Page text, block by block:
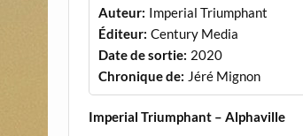
Auteur: Imperial Triumphant
Éditeur: Century Media
Date de sortie: 2020
Chronique de: Jéré Mignon
Imperial Triumphant – Alphaville